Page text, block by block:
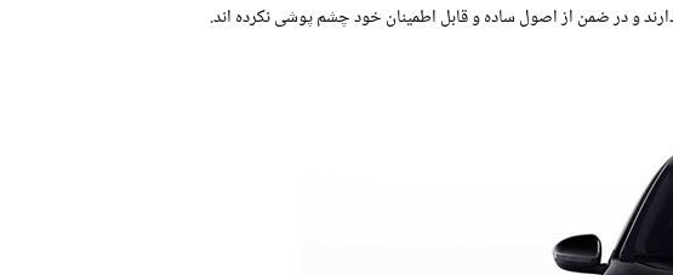
و در ضمن از اصول ساده و قابل اطمینان خود چشم پوشی نکرده اند.